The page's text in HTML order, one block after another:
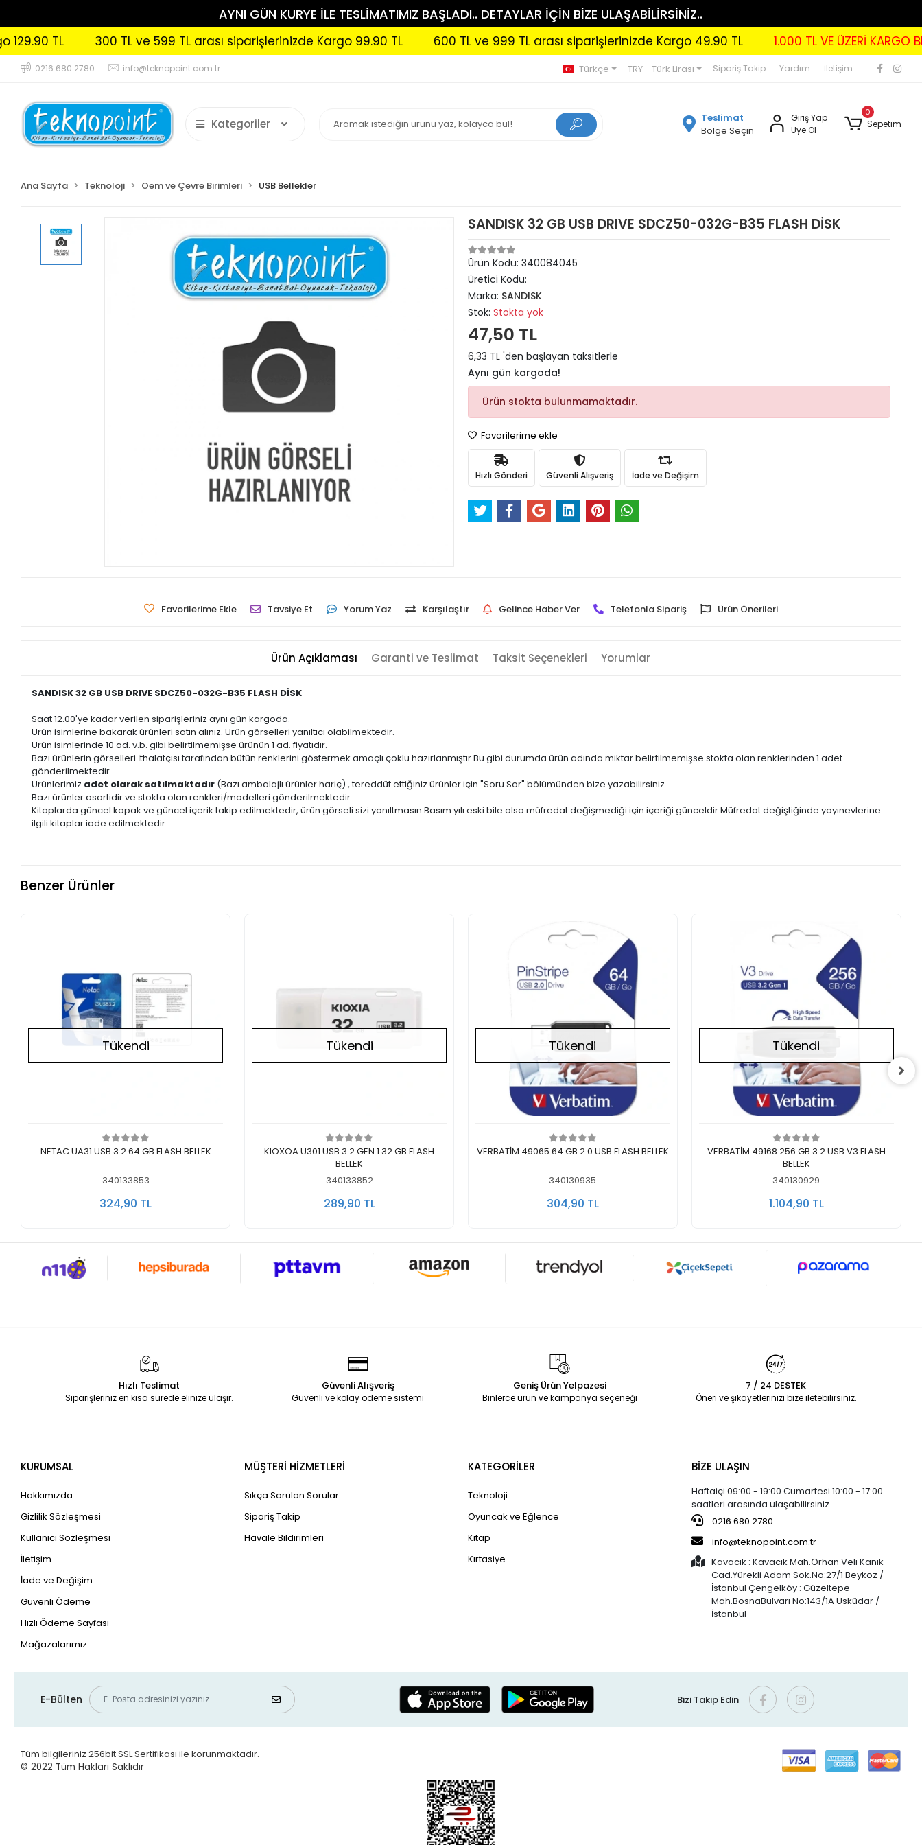
AYNI GÜN KURYE İLE TESLİMATIMIZ BAŞLADI.. DETAYLAR İÇİN BİZE ULAŞABİLİRSİNİZ..
TL 300 TL ve 599 TL arası siparişlerinizde Kargo 99.90 TL 600 TL ve 999 TL arası siparişlerinizde Kargo 49.90 TL 1.000 TL VE ÜZERİ KARGO
0216 680 2780 info@teknopoint.com.tr Türkçe TRY - Türk Lirası Sipariş Takip Yardım İletişim
Kategoriler
Teslimat
Bölge Seçin
Giriş Yap
Üye Ol
0
Sepetim
Ana Sayfa Teknoloji Oem ve Çevre Birimleri USB Bellekler
SANDISK 32 GB USB DRIVE SDCZ50-032G-B35 FLASH DİSK
Ürün Kodu: 340084045
Üretici Kodu:
Marka: SANDISK
Stok: Stokta yok
47,50 TL
6,33 TL 'den başlayan taksitlerle
Aynı gün kargoda!
Ürün stokta bulunmamaktadır.
Favorilerime ekle
Hızlı Gönderi Güvenli Alışveriş İade ve Değişim
Favorilerime Ekle Tavsiye Et Yorum Yaz Karşılaştır Gelince Haber Ver Telefonla Sipariş Ürün Önerileri
Ürün Açıklaması Garanti ve Teslimat Taksit Seçenekleri Yorumlar
SANDISK 32 GB USB DRIVE SDCZ50-032G-B35 FLASH DİSK
Saat 12.00'ye kadar verilen siparişleriniz aynı gün kargoda.
Ürün isimlerine bakarak ürünleri satın alınız. Ürün görselleri yanıltıcı olabilmektedir.
Ürün isimlerinde 10 ad. v.b. gibi belirtilmemişse ürünün 1 ad. fiyatıdır.
Bazı ürünlerin görselleri İthalatçısı tarafından bütün renklerini göstermek amaçlı çoklu hazırlanmıştır.Bu gibi durumda ürün adında miktar belirtilmemişse stokta olan renklerinden 1 adet
gönderilmektedir.
Ürünlerimiz adet olarak satılmaktadır (Bazı ambalajlı ürünler hariç) , tereddüt ettiğiniz ürünler için "Soru Sor" bölümünden bize yazabilirsiniz.
Bazı ürünler asortidir ve stokta olan renkleri/modelleri gönderilmektedir.
Kitaplarda güncel kapak ve güncel içerik takip edilmektedir, ürün görseli sizi yanıltmasın.Basım yılı eski bile olsa müfredat değişmediği için içeriği günceldir.Müfredat değiştiğinde yayınevlerine
ilgili kitaplar iade edilmektedir.
Benzer Ürünler
Stokta Yok
Tükendi
NETAC UA31 USB 3.2 64 GB FLASH BELLEK
340133853
324,90 TL
Stokta Yok
Tükendi
KIOXOA U301 USB 3.2 GEN 1 32 GB FLASH
BELLEK
340133852
289,90 TL
Stokta Yok
Tükendi
VERBATİM 49065 64 GB 2.0 USB FLASH BELLEK
340130935
304,90 TL
Stokta Yok
Tükendi
VERBATİM 49168 256 GB 3.2 USB V3 FLASH
BELLEK
340130929
1.104,90 TL
Hızlı Teslimat
Siparişleriniz en kısa sürede elinize ulaşır.
Güvenli Alışveriş
Güvenli ve kolay ödeme sistemi
Geniş Ürün Yelpazesi
Binlerce ürün ve kampanya seçeneği
7 / 24 DESTEK
Öneri ve şikayetlerinizi bize iletebilirsiniz.
KURUMSAL
Hakkımızda
Gizlilik Sözleşmesi
Kullanıcı Sözleşmesi
İletişim
İade ve Değişim
Güvenli Ödeme
Hızlı Ödeme Sayfası
Mağazalarımız
MÜŞTERİ HİZMETLERİ
Sıkça Sorulan Sorular
Sipariş Takip
Havale Bildirimleri
KATEGORİLER
Teknoloji
Oyuncak ve Eğlence
Kitap
Kırtasiye
BİZE ULAŞIN
Haftaiçi 09:00 - 19:00 Cumartesi 10:00 - 17:00
saatleri arasında ulaşabilirsiniz.
0216 680 2780
info@teknopoint.com.tr
Kavacık : Kavacık Mah.Orhan Veli Kanık
Cad.Yürekli Adam Sok.No:27/1 Beykoz /
İstanbul Çengelköy : Güzeltepe
Mah.BosnaBulvarı No:143/1A Üsküdar /
İstanbul
E-Bülten Bizi Takip Edin
Tüm bilgileriniz 256bit SSL Sertifikası ile korunmaktadır.
© 2022 Tüm Hakları Saklıdır